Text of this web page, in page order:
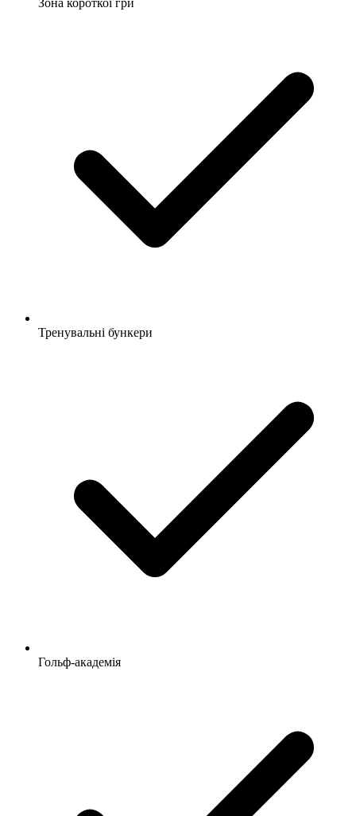
Зона короткої гри
Тренувальні бункери
Гольф-академія